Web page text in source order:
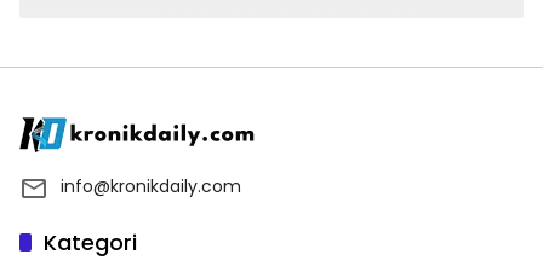
info@kronikdaily.com
Kategori